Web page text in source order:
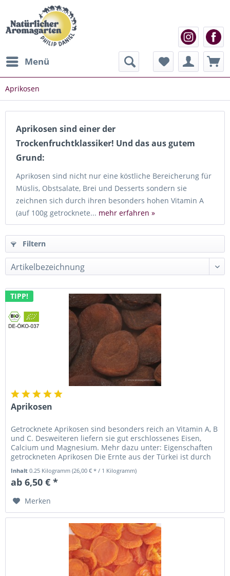
Menü
Aprikosen
Aprikosen sind einer der
Trockenfruchtklassiker! Und das aus gutem
Grund:
Aprikosen sind nicht nur eine köstliche Bereicherung für
Müslis, Obstsalate, Brei und Desserts sondern sie
zeichnen sich durch ihren besonders hohen Vitamin A
(auf 100g getrocknete... mehr erfahren »
Filtern
TIPP!
Aprikosen
Getrocknete Aprikosen sind besonders reich an Vitamin A, B
und C. Desweiteren liefern sie gut erschlossenes Eisen,
Calcium und Magnesium. Mehr dazu unter: Eigenschaften
getrockneten Aprikosen Die Ernte aus der Türkei ist durch
Inhalt0.25 Kilogramm(26,00 € * / 1 Kilogramm)
ab 6,50 € *
Merken